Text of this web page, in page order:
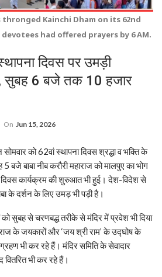
Kainchi Dham on its 62nd
had offered prayers by 6 AM.
दिवस पर उमड़ी
सुबह 6 बजे तक 10 हजार
On Jun 15, 2026
को 62वां स्थापना दिवस श्रद्धा व भक्ति के
बजे बाबा नीब करौरी महाराज को मालपुए का भोग
दिवस कार्यक्रम की शुरुआत भी हुई। देश-विदेश से
के दर्शन के लिए उमड़ भी पड़ी है।
सुबह से चरणबद्ध तरीके से मंदिर में प्रवेश भी दिया
के जयकारों और ‘जय श्री राम’ के उद्घोष के
भी कर रहे हैं। मंदिर समिति के सेवादार
भी कर रहे हैं।